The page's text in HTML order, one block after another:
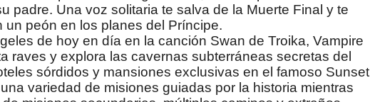
padre. Una voz solitaria te salva de la Muerte Final y te
un peón en los planes del Príncipe.
de hoy en día en la canción Swan de Troika, Vampire
raves y explora las cavernas subterráneas secretas del
sórdidos y mansiones exclusivas en el famoso Sunset
variedad de misiones guiadas por la historia mientras